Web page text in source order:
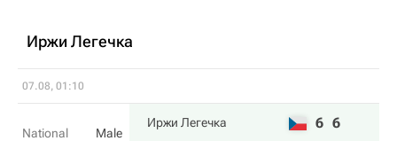
Иржи Легечка
07.08, 01:10
National
Male
Иржи Легечка 6 6